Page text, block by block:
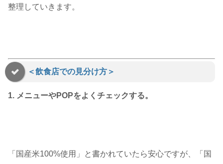
整理していきます。
＜飲食店での見分け方＞
1. メニューやPOPをよくチェックする。
「国産米100%使用」と書かれていたら安心ですが、「国